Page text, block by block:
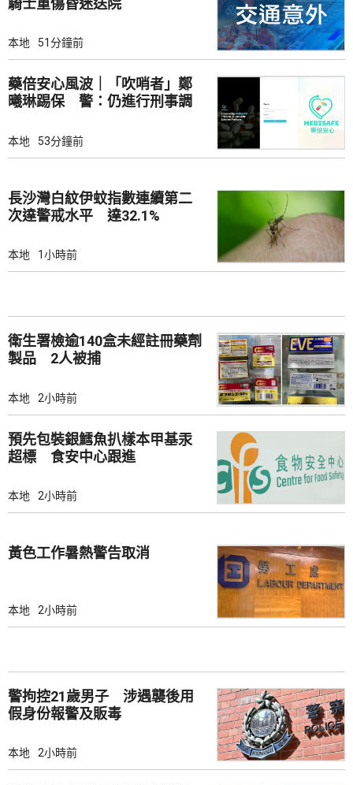
本地 51分鐘前
藥倍安心風波｜「吹哨者」鄭
曦琳踢保 警：仍進行刑事調
本地 53分鐘前
長沙灣白紋伊蚊指數連續第二
次達警戒水平 達32.1%
本地 1小時前
衛生署檢逾140盒未經註冊藥劑
製品 2人被捕
本地 2小時前
預先包裝銀鱈魚扒樣本甲基汞
超標 食安中心跟進
本地 2小時前
黃色工作暑熱警告取消
本地 2小時前
警拘控21歲男子 涉遇襲後用
假身份報警及販毒
本地 2小時前